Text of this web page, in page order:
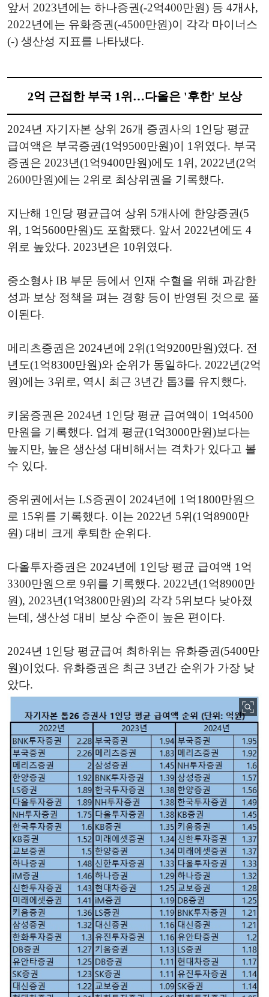
앞서 2023년에는 하나증권(-2억400만원) 등 4개사,
2022년에는 유화증권(-4500만원)이 각각 마이너스
(-) 생산성 지표를 나타냈다.
2억 근접한 부국 1위…다올은 '후한' 보상
2024년 자기자본 상위 26개 증권사의 1인당 평균
급여액은 부국증권(1억9500만원)이 1위였다. 부국
증권은 2023년(1억9400만원)에도 1위, 2022년(2억
2600만원)에는 2위로 최상위권을 기록했다.
지난해 1인당 평균급여 상위 5개사에 한양증권(5
위, 1억5600만원)도 포함됐다. 앞서 2022년에도 4
위로 높았다. 2023년은 10위였다.
중소형사 IB 부문 등에서 인재 수혈을 위해 과감한
성과 보상 정책을 펴는 경향 등이 반영된 것으로 풀
이된다.
메리츠증권은 2024년에 2위(1억9200만원)였다. 전
년도(1억8300만원)와 순위가 동일하다. 2022년(2억
원)에는 3위로, 역시 최근 3년간 톱3를 유지했다.
키움증권은 2024년 1인당 평균 급여액이 1억4500
만원을 기록했다. 업계 평균(1억3000만원)보다는
높지만, 높은 생산성 대비해서는 격차가 있다고 볼
수 있다.
중위권에서는 LS증권이 2024년에 1억1800만원으
로 15위를 기록했다. 이는 2022년 5위(1억8900만
원) 대비 크게 후퇴한 순위다.
다올투자증권은 2024년에 1인당 평균 급여액 1억
3300만원으로 9위를 기록했다. 2022년(1억8900만
원), 2023년(1억3800만원)의 각각 5위보다 낮아졌
는데, 생산성 대비 보상 수준이 높은 편이다.
2024년 1인당 평균급여 최하위는 유화증권(5400만
원)이었다. 유화증권은 최근 3년간 순위가 가장 낮
았다.